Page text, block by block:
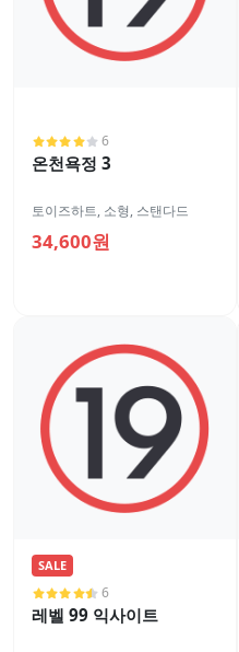
6
온천욕정 3
토이즈하트, 소형, 스탠다드
34,600원
SALE
6
레벨 99 익사이트